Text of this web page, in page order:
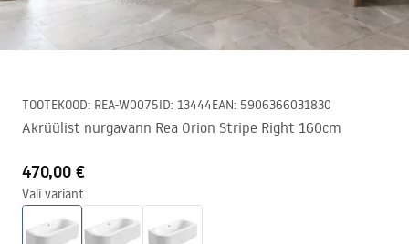
TOOTEKOOD: REA-W0075ID: 13444EAN: 5906366031830
Akrüülist nurgavann Rea Orion Stripe Right 160cm
470,00 €
Vali variant